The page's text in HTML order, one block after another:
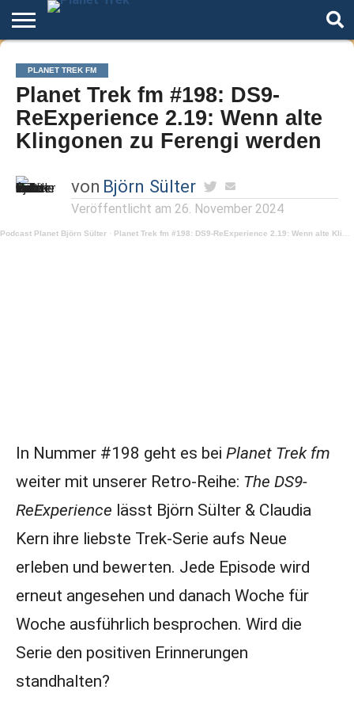
Home
Der
Podcast
Über
Star
Trek
Artikel
Andere
Welten
Autoren
PLANET TREK FM
Planet Trek fm #198: DS9-
ReExperience 2.19: Wenn alte
Klingonen zu Ferengi werden
von Björn Sülter
Veröffentlicht am 26. November 2024
Podcast Planet Björn Sülter · Planet Trek fm #198: DS9-ReExperience 2.19: Wenn alte Klingonen zu Ferengi werden
In Nummer #198 geht es bei Planet Trek fm
weiter mit unserer Retro-Reihe: The DS9-
ReExperience lässt Björn Sülter & Claudia
Kern ihre liebste Trek-Serie aufs Neue
erleben und bewerten. Jede Episode wird
erneut angesehen und danach Woche für
Woche ausführlich besprochen. Wird die
Serie den positiven Erinnerungen
standhalten?